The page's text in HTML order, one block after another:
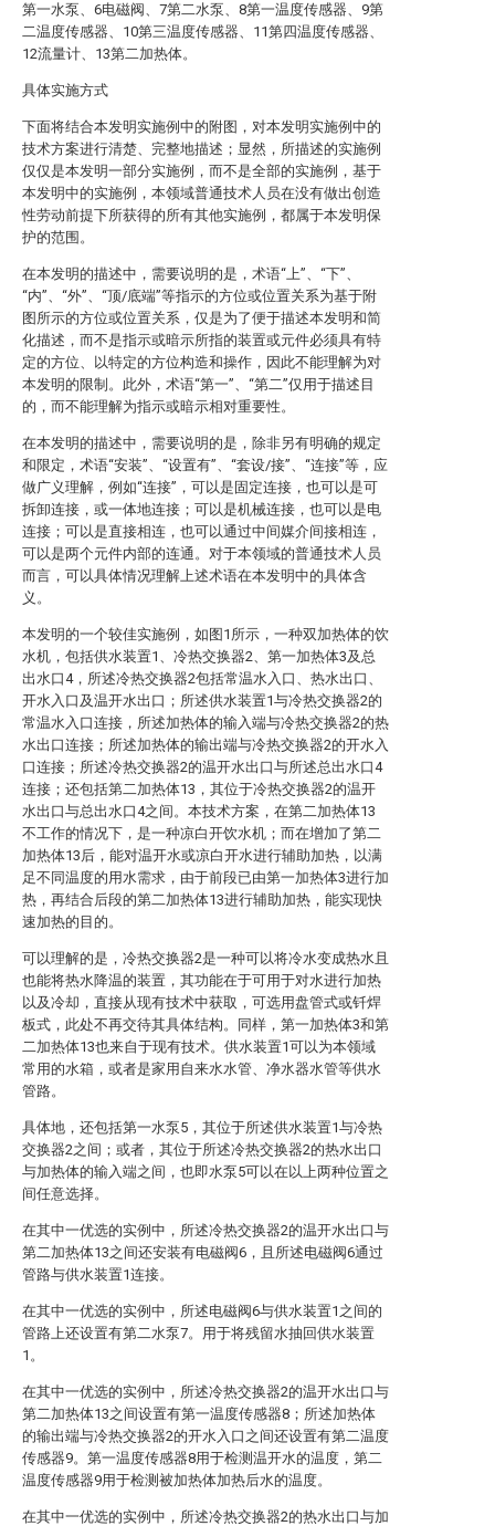
第一水泵、6电磁阀、7第二水泵、8第一温度传感器、9第
二温度传感器、10第三温度传感器、11第四温度传感器、
12流量计、13第二加热体。
具体实施方式
下面将结合本发明实施例中的附图，对本发明实施例中的
技术方案进行清楚、完整地描述；显然，所描述的实施例
仅仅是本发明一部分实施例，而不是全部的实施例，基于
本发明中的实施例，本领域普通技术人员在没有做出创造
性劳动前提下所获得的所有其他实施例，都属于本发明保
护的范围。
在本发明的描述中，需要说明的是，术语“上”、“下”、
“内”、“外”、“顶/底端”等指示的方位或位置关系为基于附
图所示的方位或位置关系，仅是为了便于描述本发明和简
化描述，而不是指示或暗示所指的装置或元件必须具有特
定的方位、以特定的方位构造和操作，因此不能理解为对
本发明的限制。此外，术语“第一”、“第二”仅用于描述目
的，而不能理解为指示或暗示相对重要性。
在本发明的描述中，需要说明的是，除非另有明确的规定
和限定，术语“安装”、“设置有”、“套设/接”、“连接”等，应
做广义理解，例如“连接”，可以是固定连接，也可以是可
拆卸连接，或一体地连接；可以是机械连接，也可以是电
连接；可以是直接相连，也可以通过中间媒介间接相连，
可以是两个元件内部的连通。对于本领域的普通技术人员
而言，可以具体情况理解上述术语在本发明中的具体含
义。
本发明的一个较佳实施例，如图1所示，一种双加热体的饮
水机，包括供水装置1、冷热交换器2、第一加热体3及总
出水口4，所述冷热交换器2包括常温水入口、热水出口、
开水入口及温开水出口；所述供水装置1与冷热交换器2的
常温水入口连接，所述加热体的输入端与冷热交换器2的热
水出口连接；所述加热体的输出端与冷热交换器2的开水入
口连接；所述冷热交换器2的温开水出口与所述总出水口4
连接；还包括第二加热体13，其位于冷热交换器2的温开
水出口与总出水口4之间。本技术方案，在第二加热体13
不工作的情况下，是一种凉白开饮水机；而在增加了第二
加热体13后，能对温开水或凉白开水进行辅助加热，以满
足不同温度的用水需求，由于前段已由第一加热体3进行加
热，再结合后段的第二加热体13进行辅助加热，能实现快
速加热的目的。
可以理解的是，冷热交换器2是一种可以将冷水变成热水且
也能将热水降温的装置，其功能在于可用于对水进行加热
以及冷却，直接从现有技术中获取，可选用盘管式或钎焊
板式，此处不再交待其具体结构。同样，第一加热体3和第
二加热体13也来自于现有技术。供水装置1可以为本领域
常用的水箱，或者是家用自来水水管、净水器水管等供水
管路。
具体地，还包括第一水泵5，其位于所述供水装置1与冷热
交换器2之间；或者，其位于所述冷热交换器2的热水出口
与加热体的输入端之间，也即水泵5可以在以上两种位置之
间任意选择。
在其中一优选的实例中，所述冷热交换器2的温开水出口与
第二加热体13之间还安装有电磁阀6，且所述电磁阀6通过
管路与供水装置1连接。
在其中一优选的实例中，所述电磁阀6与供水装置1之间的
管路上还设置有第二水泵7。用于将残留水抽回供水装置
1。
在其中一优选的实例中，所述冷热交换器2的温开水出口与
第二加热体13之间设置有第一温度传感器8；所述加热体
的输出端与冷热交换器2的开水入口之间还设置有第二温度
传感器9。第一温度传感器8用于检测温开水的温度，第二
温度传感器9用于检测被加热体加热后水的温度。
在其中一优选的实例中，所述冷热交换器2的热水出口与加